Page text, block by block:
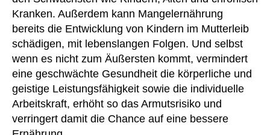
Kranken. Außerdem kann Mangelernährung
bereits die Entwicklung von Kindern im Mutterleib
schädigen, mit lebenslangen Folgen. Und selbst
wenn es nicht zum Äußersten kommt, vermindert
eine geschwächte Gesundheit die körperliche und
geistige Leistungsfähigkeit sowie die individuelle
Arbeitskraft, erhöht so das Armutsrisiko und
verringert damit die Chance auf eine bessere